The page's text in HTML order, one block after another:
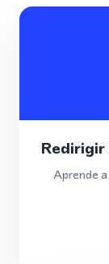
Redirigir
Aprende